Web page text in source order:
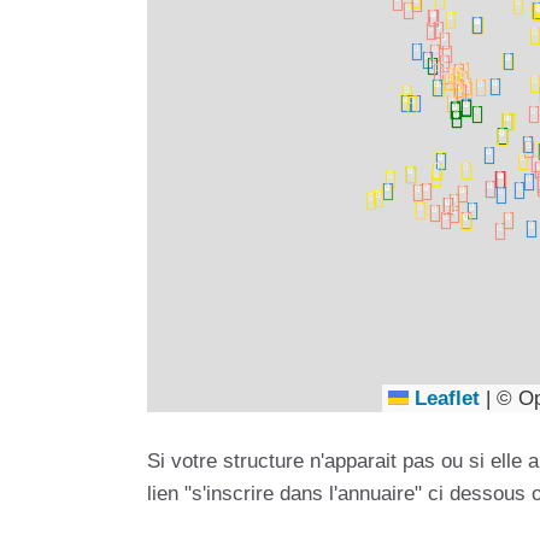
Leaflet | ©
Si votre structure n'apparait pas ou si elle
lien "s'inscrire dans l'annuaire" ci dessous